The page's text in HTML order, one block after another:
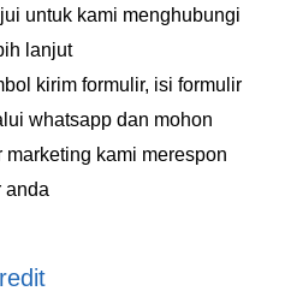
untuk kami menghubungi
lanjut
kirim formulir, isi formulir
whatsapp dan mohon
kami merespon
anda